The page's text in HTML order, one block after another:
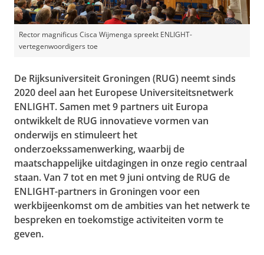
Rector magnificus Cisca Wijmenga spreekt ENLIGHT-
vertegenwoordigers toe
De Rijksuniversiteit Groningen (RUG) neemt sinds
2020 deel aan het Europese Universiteitsnetwerk
ENLIGHT. Samen met 9 partners uit Europa
ontwikkelt de RUG innovatieve vormen van
onderwijs en stimuleert het
onderzoekssamenwerking, waarbij de
maatschappelijke uitdagingen in onze regio centraal
staan. Van 7 tot en met 9 juni ontving de RUG de
ENLIGHT-partners in Groningen voor een
werkbijeenkomst om de ambities van het netwerk te
bespreken en toekomstige activiteiten vorm te
geven.